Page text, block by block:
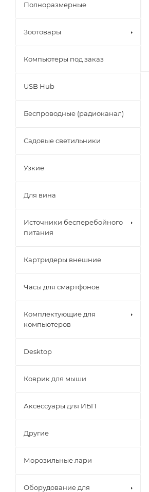
Полноразмерные
Зоотовары
Компьютеры под заказ
USB Hub
Беспроводные (радиоканал)
Садовые светильники
Узкие
Для вина
Источники бесперебойного
питания
Картридеры внешние
Часы для смартфонов
Комплектующие для
компьютеров
Desktop
Коврик для мыши
Аксессуары для ИБП
Другие
Морозильные лари
Оборудование для